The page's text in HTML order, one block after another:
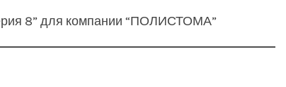
8” для компании “ПОЛИСТОМА”